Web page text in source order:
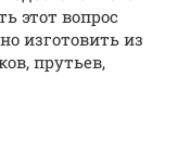
этот вопрос
изготовить из
прутьев,